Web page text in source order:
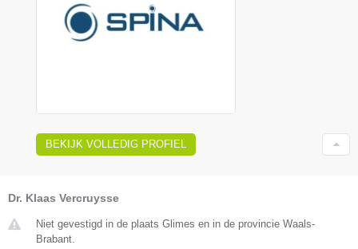
BEKIJK VOLLEDIG PROFIEL
Dr. Klaas Vercruysse
Niet gevestigd in de plaats Glimes en in de provincie Waals-
Brabant.